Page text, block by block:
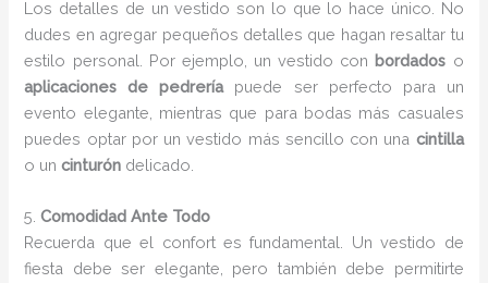
Los detalles de un vestido son lo que lo hace único. No
dudes en agregar pequeños detalles que hagan resaltar tu
estilo personal. Por ejemplo, un vestido con bordados o
aplicaciones de pedreríapuede ser perfecto para un
evento elegante, mientras que para bodas más casuales
puedes optar por un vestido más sencillo con una cintilla
o uncinturón delicado.
5.Comodidad Ante Todo
Recuerda que el confort es fundamental. Un vestido de
fiesta debe ser elegante, pero también debe permitirte